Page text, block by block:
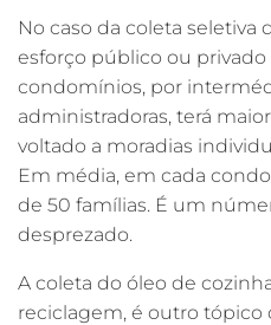
No caso da coleta seletiva
esforço público ou
condomínios, por
administradoras, terá
voltado a moradias
Em média, em cada
de 50 famílias. É um
desprezado.
A coleta do óleo de
reciclagem, é outro